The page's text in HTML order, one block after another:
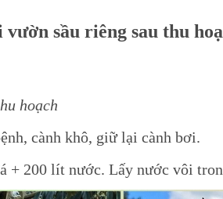
sầu riêng sau thu
hoạch
cành khô, giữ lại cành bơi.
+ 200 lít nước. Lấy nước vôi